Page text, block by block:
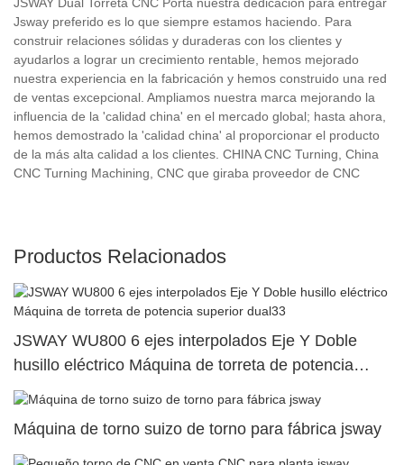
Jsway preferido es lo que siempre estamos haciendo. Para
construir relaciones sólidas y duraderas con los clientes y
ayudarlos a lograr un crecimiento rentable, hemos mejorado
nuestra experiencia en la fabricación y hemos construido una red
de ventas excepcional. Ampliamos nuestra marca mejorando la
influencia de la 'calidad china' en el mercado global; hasta ahora,
hemos demostrado la 'calidad china' al proporcionar el producto
de la más alta calidad a los clientes. CHINA CNC Turning, China
CNC Turning Machining, CNC que giraba proveedor de CNC
Productos Relacionados
JSWAY WU800 6 ejes interpolados Eje Y Doble
husillo eléctrico Máquina de torreta de potencia
superior dual33
Máquina de torno suizo de torno para fábrica jsway